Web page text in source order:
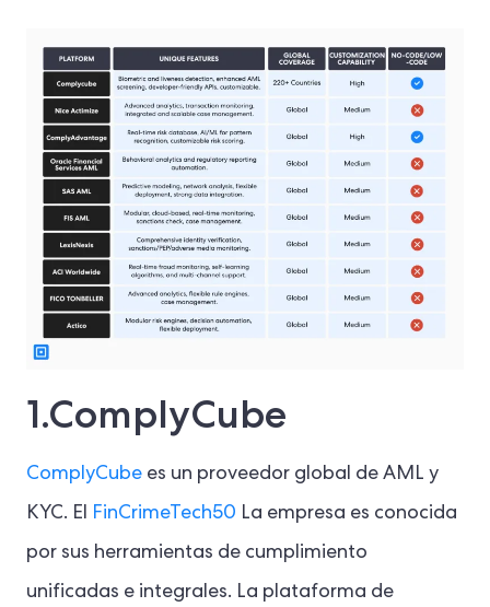
1.ComplyCube
ComplyCube es un proveedor global de AML y
KYC. El FinCrimeTech50 La empresa es conocida
por sus herramientas de cumplimiento
unificadas e integrales. La plataforma de